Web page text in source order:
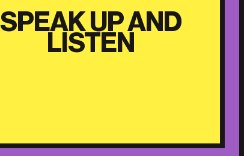
SPEAK UP AND
LISTEN